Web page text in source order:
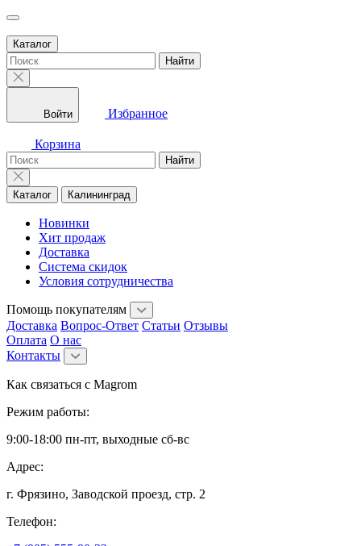
Каталог
Найти
Войти Избранное
Корзина
Найти
Каталог Калининград
Новинки
Хит продаж
Доставка
Система скидок
Условия сотрудничества
Помощь покупателям
Доставка Вопрос-Ответ Статьи Отзывы
Оплата О нас
Контакты
Как связаться с Magrom
Режим работы:
9:00-18:00 пн-пт, выходные сб-вс
Адрес:
г. Фрязино, Заводской проезд, стр. 2
Телефон: